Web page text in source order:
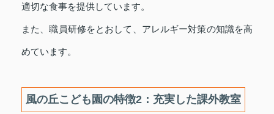
適切な食事を提供しています。
また、職員研修をとおして、アレルギー対策の知識を高
めています。
風の丘こども園の特徴2：充実した課外教室